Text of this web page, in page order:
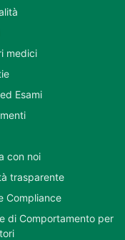
medici
Esami
con noi
trasparente
Compliance
di Comportamento per